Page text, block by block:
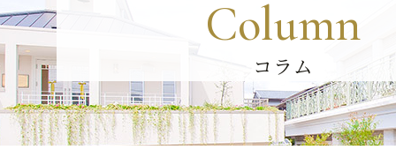
Column
コラム